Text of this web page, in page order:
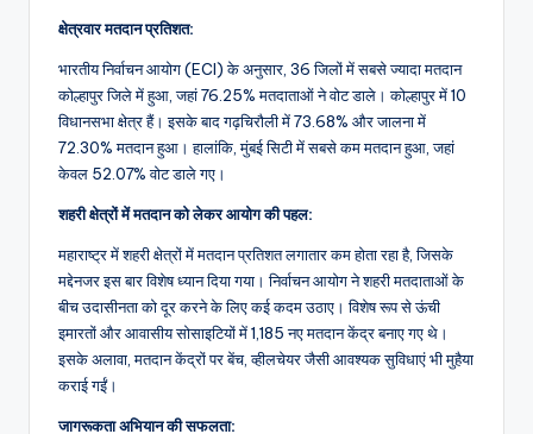
क्षेत्रवार मतदान प्रतिशत:
भारतीय निर्वाचन आयोग (ECI) के अनुसार, 36 जिलों में सबसे ज्यादा मतदान
कोल्हापुर जिले में हुआ, जहां 76.25% मतदाताओं ने वोट डाले। कोल्हापुर में 10
विधानसभा क्षेत्र हैं। इसके बाद गढ़चिरौली में 73.68% और जालना में
72.30% मतदान हुआ। हालांकि, मुंबई सिटी में सबसे कम मतदान हुआ, जहां
केवल 52.07% वोट डाले गए।
शहरी क्षेत्रों में मतदान को लेकर आयोग की पहल:
महाराष्ट्र में शहरी क्षेत्रों में मतदान प्रतिशत लगातार कम होता रहा है, जिसके
मद्देनजर इस बार विशेष ध्यान दिया गया। निर्वाचन आयोग ने शहरी मतदाताओं के
बीच उदासीनता को दूर करने के लिए कई कदम उठाए। विशेष रूप से ऊंची
इमारतों और आवासीय सोसाइटियों में 1,185 नए मतदान केंद्र बनाए गए थे।
इसके अलावा, मतदान केंद्रों पर बेंच, व्हीलचेयर जैसी आवश्यक सुविधाएं भी मुहैया
कराई गईं।
जागरूकता अभियान की सफलता: